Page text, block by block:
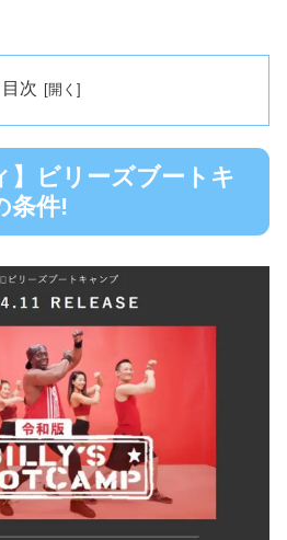
目次
】ビリーズブートキ
条件!